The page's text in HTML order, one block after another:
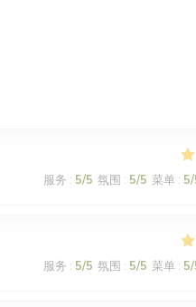
服务 : 5/5 氛围 : 5/5 菜单 : 5
服务 : 5/5 氛围 : 5/5 菜单 : 5